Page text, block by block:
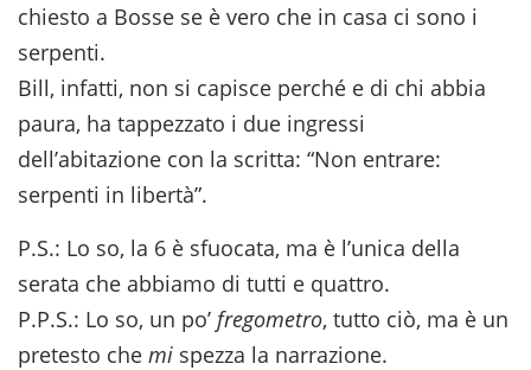
chiesto a Bosse se è vero che in casa ci sono i
serpenti.
Bill, infatti, non si capisce perché e di chi abbia
paura, ha tappezzato i due ingressi
dell’abitazione con la scritta: “Non entrare:
serpenti in libertà”.
P.S.: Lo so, la 6 è sfuocata, ma è l’unica della
serata che abbiamo di tutti e quattro.
P.P.S.: Lo so, un po’ fregometro, tutto ciò, ma è un
pretesto che mi spezza la narrazione.